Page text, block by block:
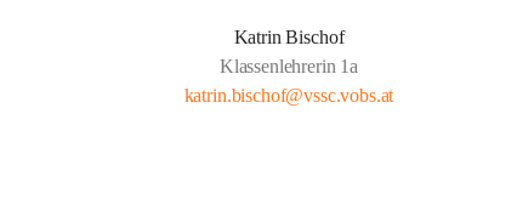
Katrin Bischof
Klassenlehrerin 1a
katrin.bischof@vssc.vobs.at